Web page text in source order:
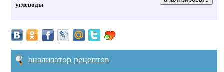
углеводы
анализатор рецептов